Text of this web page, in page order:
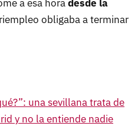
a esa horadesde la
obligaba a terminar
una sevillana trata de
y no la entiende nadie